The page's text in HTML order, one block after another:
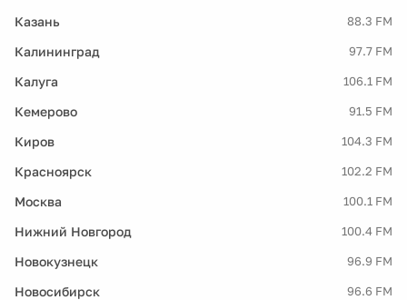
Казань 88.3 FM
Калининград 97.7 FM
Калуга 106.1 FM
Кемерово 91.5 FM
Киров 104.3 FM
Красноярск 102.2 FM
Москва 100.1 FM
Нижний Новгород 100.4 FM
Новокузнецк 96.9 FM
Новосибирск 96.6 FM